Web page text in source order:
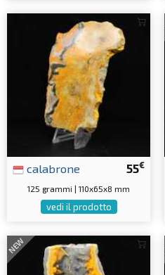
55€
calabrone
125 grammi | 110x65x8 mm
vedi il prodotto
NEW